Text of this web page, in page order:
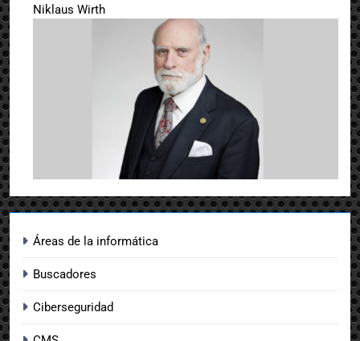
Niklaus Wirth
Áreas de la informática
Buscadores
Ciberseguridad